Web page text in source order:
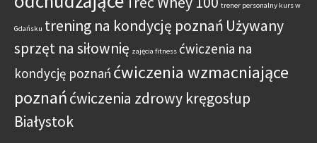
trener personalny kurs w
Gdańsku trening na kondycję poznań Używany
sprzęt na siłownię zajęcia fitness ćwiczenia na
kondycję poznań ćwiczenia wzmacniające
poznańćwiczenia zdrowy kręgosłup
Białystok